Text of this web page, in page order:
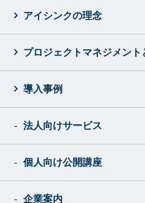
アイシンクの理念
プロジェクトマネジメント
導入事例
法人向けサービス
個人向け公開講座
企業案内